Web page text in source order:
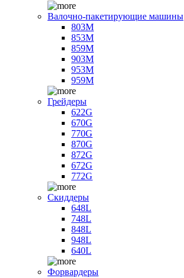
Валочно-пакетирующие машины
803M
853M
859M
903M
953M
959M
Грейдеры
622G
670G
770G
870G
872G
672G
772G
Скиддеры
648L
748L
848L
948L
640L
Форвардеры